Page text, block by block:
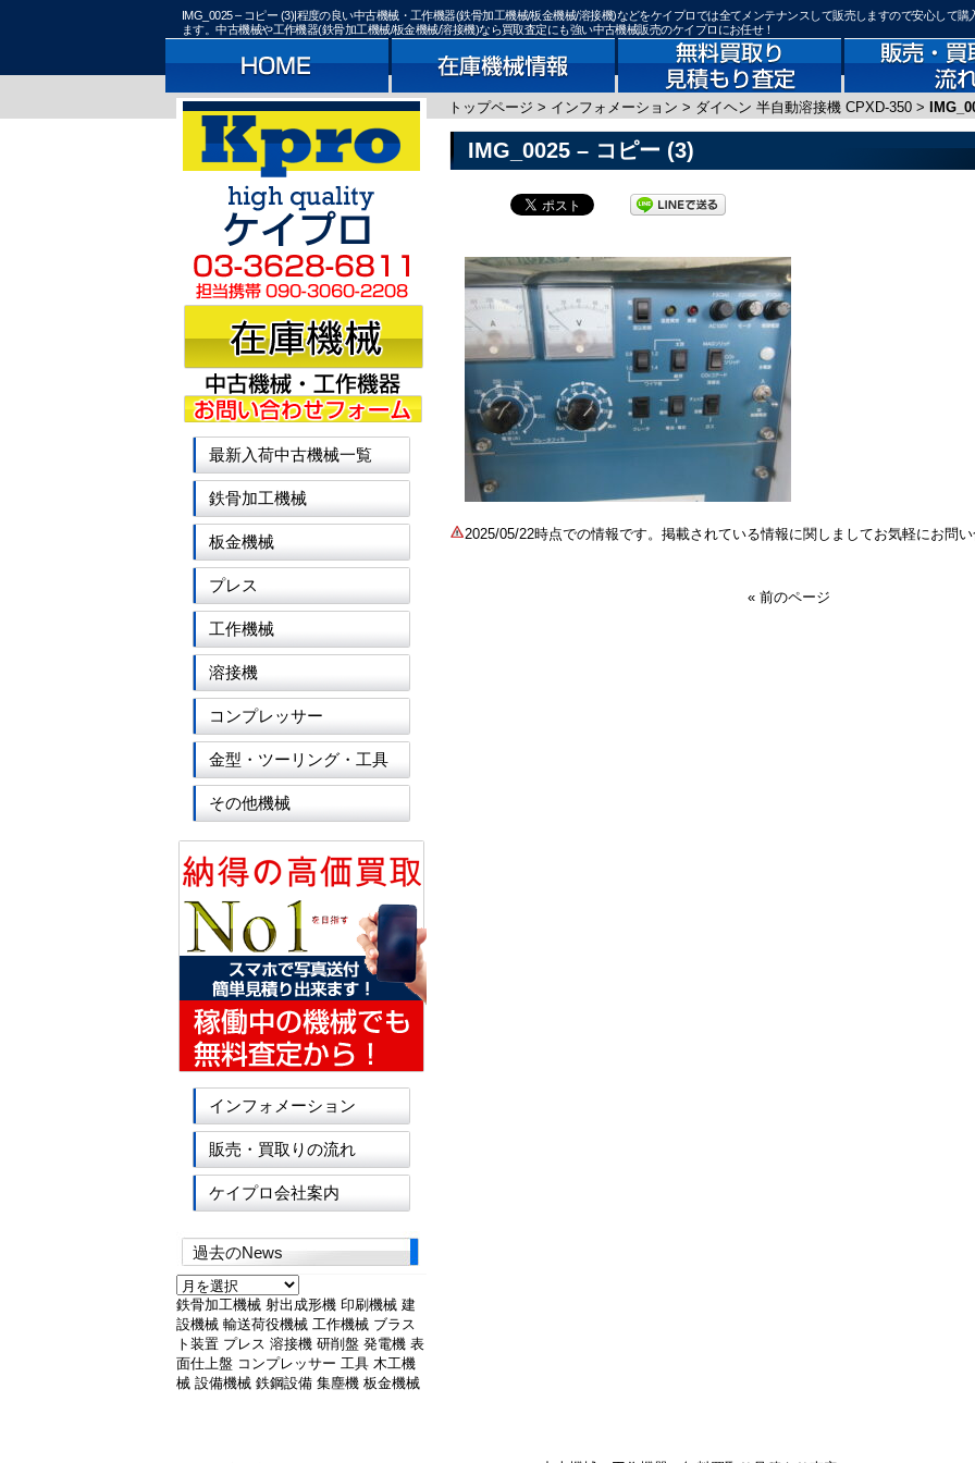
IMG_0025 – コピー (3)|程度の良い中古機械・工作機器(鉄骨加工機械/板金機械/溶接機)などをケイプロでは全てメンテナンスして販売しますので安心して購
ます。中古機械や工作機器(鉄骨加工機械/板金機械/溶接機)なら買取査定にも強い中古機械販売のケイプロにお任せ！
トップページ > インフォメーション > ダイヘン 半自動溶接機 CPXD-350 >
IMG_0025 – コピー (3)
2025/05/22時点での情報です。掲載されている情報に関しましてお気軽にお問い
« 前のページ
最新入荷中古機械一覧
鉄骨加工機械
板金機械
プレス
工作機械
溶接機
コンプレッサー
金型・ツーリング・工具
その他機械
インフォメーション
販売・買取りの流れ
ケイプロ会社案内
過去のNews
過
去
の
News
鉄骨加工機械 射出成形機 印刷機械 建
設機械 輸送荷役機械 工作機械 ブラス
ト装置 プレス 溶接機 研削盤 発電機 表
面仕上盤 コンプレッサー 工具 木工機
械 設備機械 鉄鋼設備 集塵機 板金機械